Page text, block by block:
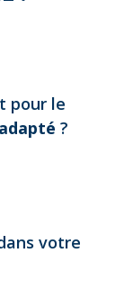
pour le
adapté ?
votre